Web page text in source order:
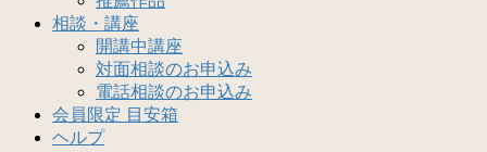
相談・講座
開講中講座
対面相談のお申込み
電話相談のお申込み
会員限定 目安箱
ヘルプ